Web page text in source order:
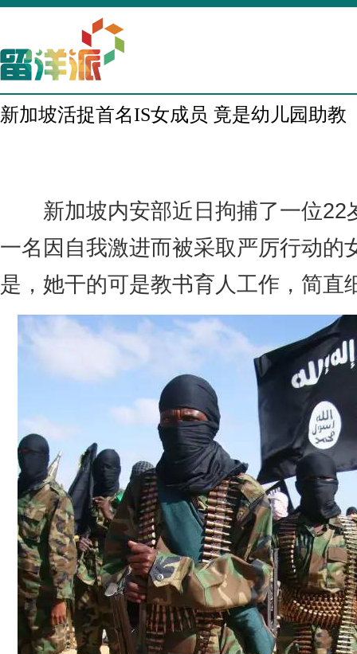
新加坡活捉首名IS女成员 竟是幼儿园助教
新加坡内安部近日拘捕了一位22
一名因自我激进而被采取严厉行动的
是，她干的可是教书育人工作，简直